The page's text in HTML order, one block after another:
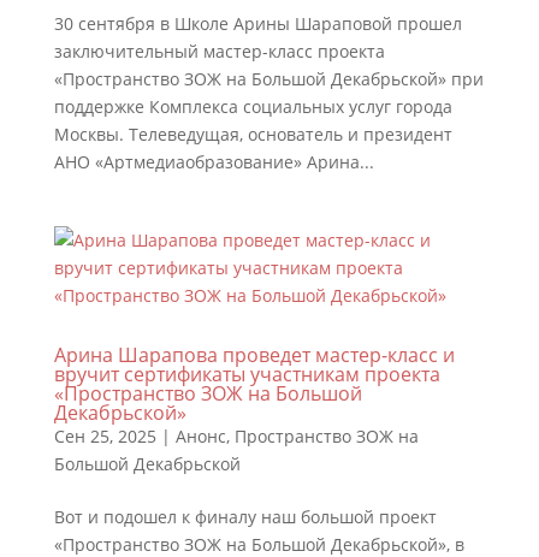
30 сентября в Школе Арины Шараповой прошел
заключительный мастер-класс проекта
«Пространство ЗОЖ на Большой Декабрьской» при
поддержке Комплекса социальных услуг города
Москвы. Телеведущая, основатель и президент
АНО «Артмедиаобразование» Арина...
Арина Шарапова проведет мастер-класс и
вручит сертификаты участникам проекта
«Пространство ЗОЖ на Большой
Декабрьской»
Сен 25, 2025 | Анонс, Пространство ЗОЖ на
Большой Декабрьской
Вот и подошел к финалу наш большой проект
«Пространство ЗОЖ на Большой Декабрьской», в